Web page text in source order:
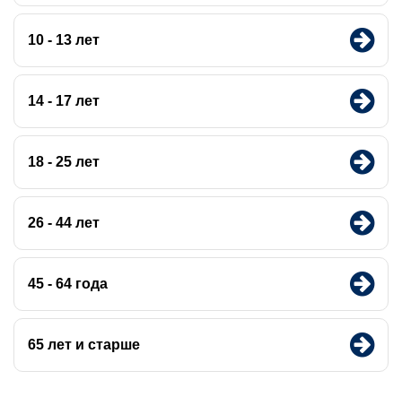
10 - 13 лет
14 - 17 лет
18 - 25 лет
26 - 44 лет
45 - 64 года
65 лет и старше